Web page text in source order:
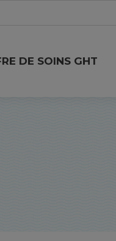
DE SOINS GHT